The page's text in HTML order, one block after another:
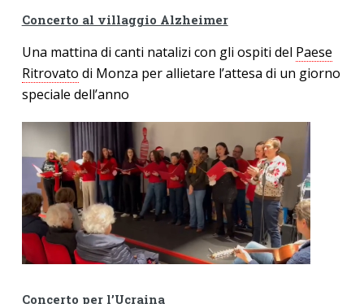
Concerto al villaggio Alzheimer
Una mattina di canti natalizi con gli ospiti del Paese
Ritrovato di Monza per allietare l’attesa di un giorno
speciale dell’anno
Concerto per l’Ucraina